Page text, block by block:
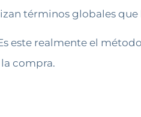
términos globales
este realmente el
compra.